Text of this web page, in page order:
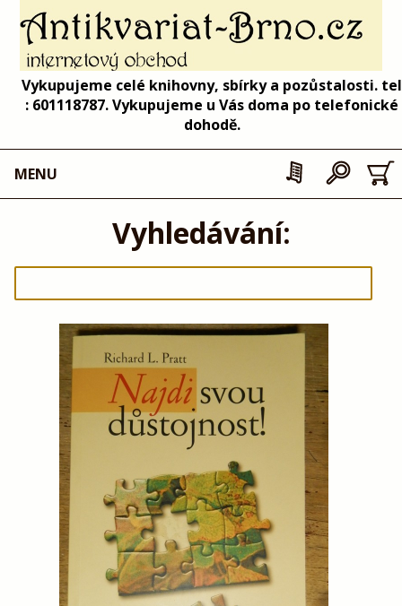
Vykupujeme celé knihovny, sbírky a pozůstalosti. tel
: 601118787. Vykupujeme u Vás doma po telefonické
dohodě.
MENU
Vyhledávání: